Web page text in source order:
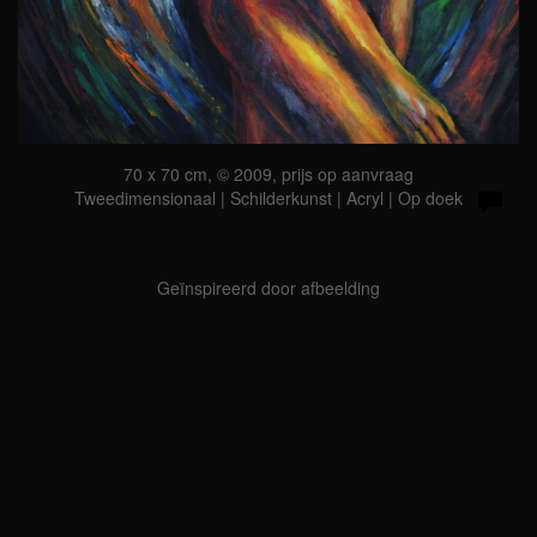
70 x 70 cm, © 2009, prijs op aanvraag
Tweedimensionaal | Schilderkunst | Acryl | Op doek
Geïnspireerd door afbeelding